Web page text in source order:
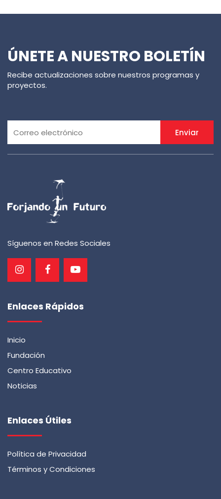
ÚNETE A NUESTRO BOLETÍN
Recibe actualizaciones sobre nuestros programas y
proyectos.
Enviar
Síguenos en Redes Sociales
Enlaces Rápidos
Inicio
Fundación
Centro Educativo
Noticias
Enlaces Útiles
Política de Privacidad
Términos y Condiciones